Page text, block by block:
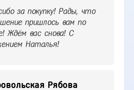
за покупку! Рады, что
пришлось вам по
Ждём вас снова! С
Наталья!
Рябова